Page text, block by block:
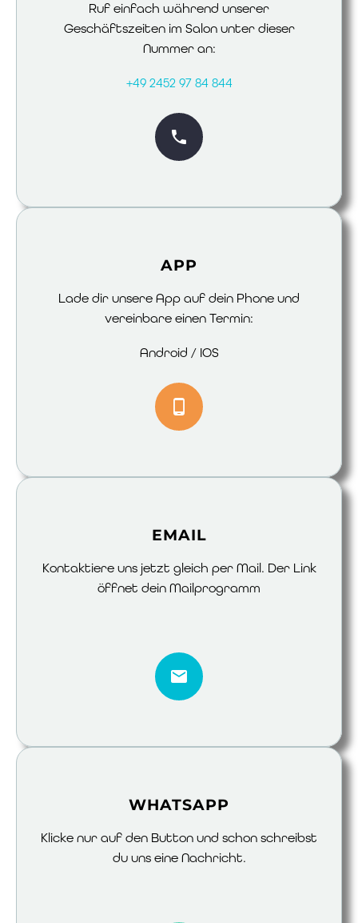
Ruf einfach während unserer
Geschäftszeiten im Salon unter dieser
Nummer an:
+49 2452 97 84 844
APP
Lade dir unsere App auf dein Phone und
vereinbare einen Termin:
Android / IOS
EMAIL
Kontaktiere uns jetzt gleich per Mail. Der Link
öffnet dein Mailprogramm
WHATSAPP
Klicke nur auf den Button und schon schreibst
du uns eine Nachricht.